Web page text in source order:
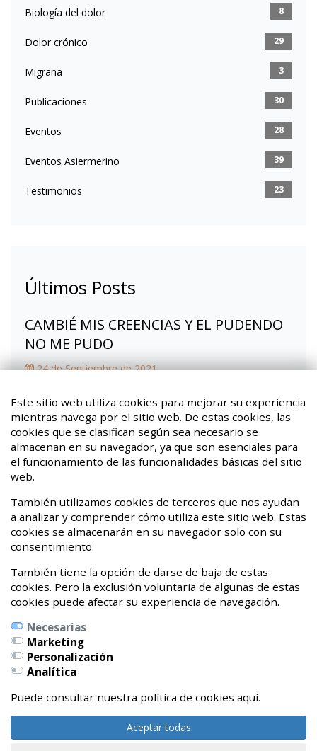
Biología del dolor 8
Dolor crónico 29
Migraña 3
Publicaciones 30
Eventos 28
Eventos Asiermerino 39
Testimonios 23
Últimos Posts
CAMBIÉ MIS CREENCIAS Y EL PUDENDO
NO ME PUDO
24 de Septiembre de 2021
Fibromialgia, la mochila que ya no llevo
08 de Marzo de 2021
¡Hasta nunca dolor crónico!
Teléfonos:
Este sitio web utiliza cookies para mejorar su experiencia
mientras navega por el sitio web. De estas cookies, las
cookies que se clasifican según sea necesario se
almacenan en su navegador, ya que son esenciales para
el funcionamiento de las funcionalidades básicas del sitio
web.
También utilizamos cookies de terceros que nos ayudan
a analizar y comprender cómo utiliza este sitio web. Estas
cookies se almacenarán en su navegador solo con su
consentimiento.
También tiene la opción de darse de baja de estas
cookies. Pero la exclusión voluntaria de algunas de estas
cookies puede afectar su experiencia de navegación.
Necesarias
Marketing
Personalización
Analítica
Puede consultar nuestra política de cookies aquí.
Aceptar todas